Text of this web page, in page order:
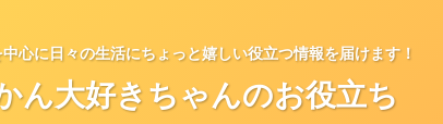
心に日々の生活にちょっと嬉しい役立つ情報を届けます！
ん大好きちゃんのお役立ち